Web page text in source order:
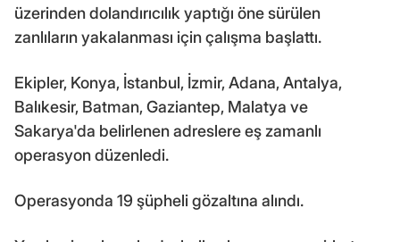
üzerinden dolandırıcılık yaptığı öne sürülen
zanlıların yakalanması için çalışma başlattı.
Ekipler, Konya, İstanbul, İzmir, Adana, Antalya,
Balıkesir, Batman, Gaziantep, Malatya ve
Sakarya'da belirlenen adreslere eş zamanlı
operasyon düzenledi.
Operasyonda 19 şüpheli gözaltına alındı.